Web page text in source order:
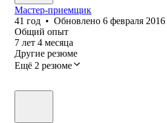
Мастер-приемщик
41 год • Обновлено 6 февраля 2016
Общий опыт
7 лет 4 месяца
Другие резюме
Ещё 2 резюме